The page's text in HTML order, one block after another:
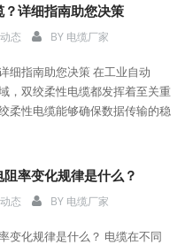
详细指南助您决策
态 BY 电缆厂家
细指南助您决策 在工业自动
，双绞柔性电缆都发挥着至关重
柔性电缆能够确保数据传输的稳
率变化规律是什么？
态 BY 电缆厂家
变化规律是什么？ 电缆在不同